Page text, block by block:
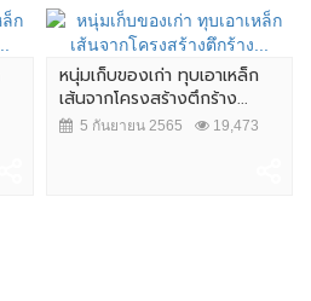
หนุ่มเก็บของเก่า ทุบเอาเหล็ก
เส้นจากโครงสร้างตึกร้าง...
5 กันยายน 2565 19,473